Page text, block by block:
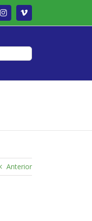
InstagramVimeo
Anterior